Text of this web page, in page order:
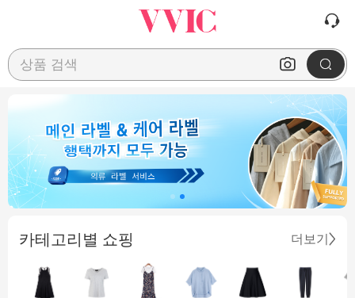
상품 검색
카테고리별 쇼핑 더보기